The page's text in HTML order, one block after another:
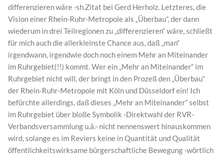
differenzieren wäre -sh.Zitat bei Gerd Herholz. Letzteres, die
Vision einer Rhein-Ruhr-Metropole als „Überbau“, der dann
wiederum in drei Teilregionen zu „differenzieren“ wäre, schließt
für mich auch die allerkleinste Chance aus, daß „man“
irgendwann, irgendwie doch noch einem Mehr an Miteinander
im Ruhrgebiet(!!) kommt. Wer ein „Mehr an Miteinander“ im
Ruhrgebiet nicht will, der bringt in den Prozeß den „Überbau“
der Rhein-Ruhr-Metropole mit Köln und Düsseldorf ein! Ich
befürchte allerdings, daß dieses „Mehr an Miteinander“ selbst
im Ruhrgebiet über bloße Symbolik -Direktwahl der RVR-
Verbandsversammlung u.ä.- nicht nennenswert hinauskommen
wird, solange es im Reviers keine in Quantität und Qualität
öffentlichkeitswirksame bürgerschaftliche Bewegung -wörtlich